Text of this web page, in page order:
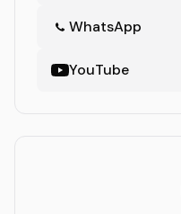
WhatsApp
YouTube